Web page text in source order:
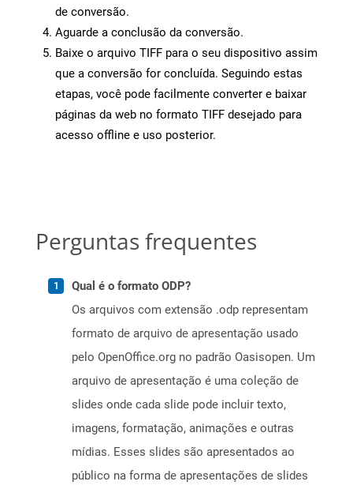
de conversão.
Aguarde a conclusão da conversão.
Baixe o arquivo TIFF para o seu dispositivo assim
que a conversão for concluída. Seguindo estas
etapas, você pode facilmente converter e baixar
páginas da web no formato TIFF desejado para
acesso offline e uso posterior.
Perguntas frequentes
Qual é o formato ODP?
Os arquivos com extensão .odp representam
formato de arquivo de apresentação usado
pelo OpenOffice.org no padrão Oasisopen. Um
arquivo de apresentação é uma coleção de
slides onde cada slide pode incluir texto,
imagens, formatação, animações e outras
mídias. Esses slides são apresentados ao
público na forma de apresentações de slides